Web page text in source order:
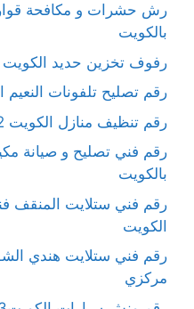
رش حشرات و مكافحة
بالكويت
رفوف تخزين حديد الكويت
رقم تصليح تلفونات
رقم تنظيف منازل الكويت 55549242
رقم فني تصليح و صيانة
بالكويت
رقم فني ستلايت المنقف
الكويت
رقم فني ستلايت هندي
مركزي